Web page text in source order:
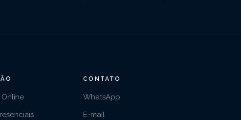
CONTATO
WhatsApp
E-mail